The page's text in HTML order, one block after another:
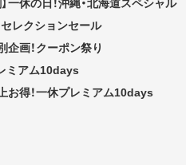
】一休の日！沖縄・北海道スペシャル
セレクションセール
企画！クーポン祭り
ミアム10days
お得！一休プレミアム10days